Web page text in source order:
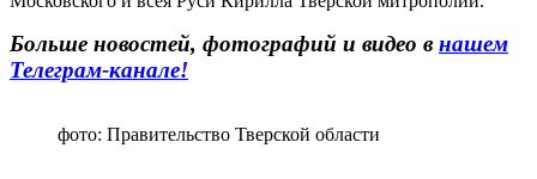
Больше новостей, фотографий и видео в нашем
Телеграм-канале!
фото: Правительство Тверской области